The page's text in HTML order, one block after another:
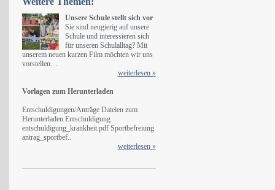
Unsere Schule stellt sich vor
Sie sind neugierig auf unsere
Schule und interessieren sich
für unseren Schulalltag? Mit
unserem neuen kurzen Film möchten wir uns
vorstellen. ..
weiterlesen »
Vorlagen zum Herunterladen
Entschuldigungen/Anträge Dateien zum
Herunterladen Entschuldigung
entschuldigung_krankheit.pdf Sportbefreiung
antrag_sportbef..
weiterlesen »